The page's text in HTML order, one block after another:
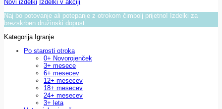
Novi izdelki Izdelki v akciji
Naj bo potovanje ali potepanje z otrokom čimbolj prijetno! Izdelki za
brezskrben družinski dopust.
Kategorija Igranje
Po starosti otroka
0+ Novorojenček
3+ mesece
6+ mesecev
12+ mesecev
18+ mesecev
24+ mesecev
3+ leta